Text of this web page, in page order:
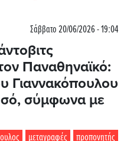
Σάββατο 20/06/2026 - 19:04
Παναθηναϊκό:
Γιαννακόπουλου
σύμφωνα με
προπονητής
μεταγραφές